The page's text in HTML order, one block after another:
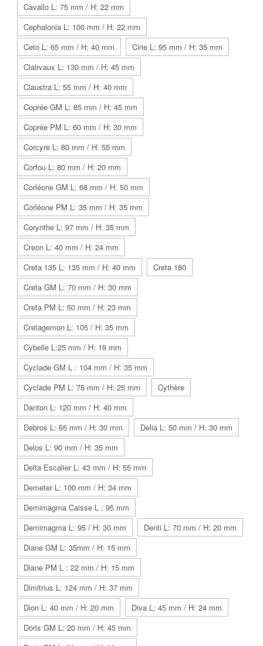
Cavallo L: 75 mm / H: 22 mm
Cephalonia L: 100 mm / H: 22 mm
Ceto L: 65 mm / H: 40 mm
Cirie L: 95 mm / H: 35 mm
Clairvaux L: 130 mm / H: 45 mm
Claustra L: 55 mm / H: 40 mm
Coprée GM L: 85 mm / H: 45 mm
Coprée PM L: 60 mm / H: 30 mm
Corcyre L: 80 mm / H: 55 mm
Corfou L: 80 mm / H: 20 mm
Corléone GM L: 68 mm / H: 50 mm
Corléone PM L: 35 mm / H: 35 mm
Corynthe L: 97 mm / H: 35 mm
Creon L: 40 mm / H: 24 mm
Creta 135 L: 135 mm / H: 40 mm
Creta 180
Creta GM L: 70 mm / H: 30 mm
Creta PM L: 50 mm / H: 23 mm
Cretagemon L: 105 / H: 35 mm
Cybelle L:25 mm / H: 19 mm
Cyclade GM L : 104 mm / H: 35 mm
Cyclade PM L: 75 mm / H: 25 mm
Cythère
Danton L: 120 mm / H: 40 mm
Debros L: 65 mm / H: 30 mm
Delia L: 50 mm / H: 30 mm
Delos L: 90 mm / H: 35 mm
Delta Escalier L: 43 mm / H: 55 mm
Demeter L: 100 mm / H: 34 mm
Demimagma Caisse L : 95 mm
Demimagma L: 95 / H: 30 mm
Denti L: 70 mm / H: 20 mm
Diane GM L: 35mm / H: 15 mm
Diane PM L : 22 mm / H: 15 mm
Dimitrius L: 124 mm / H: 37 mm
Dion L: 40 mm / H: 20 mm
Diva L: 45 mm / H: 24 mm
Doris GM L: 20 mm / H: 45 mm